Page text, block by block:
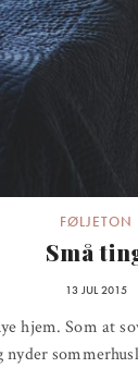
FØLJETON
Små
13 JUL 2015
hjem. Som at
nyder